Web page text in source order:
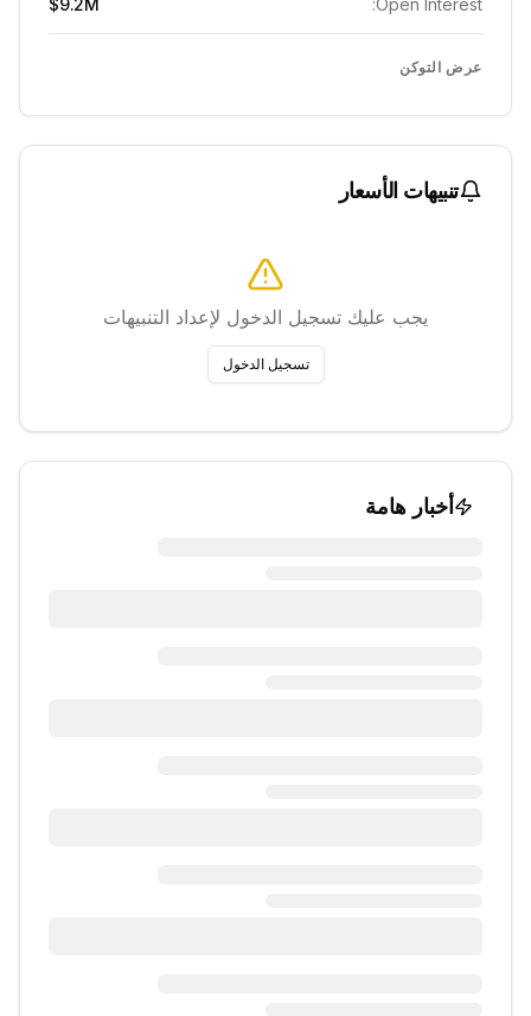
Open Interest:
$9.2M
عرض التوكن
تنبيهات الأسعار
يجب عليك تسجيل الدخول لإعداد التنبيهات
تسجيل الدخول
أخبار هامة